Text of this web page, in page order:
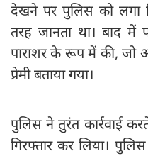
देखने पर पुलिस को लगा
तरह जानता था। बाद में
पाराशर के रूप में की, जो
प्रेमी बताया गया।
पुलिस ने तुरंत कार्रवाई
गिरफ्तार कर लिया।